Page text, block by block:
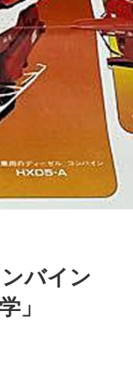
バイン
」